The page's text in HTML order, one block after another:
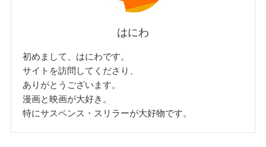
はにわ
初めまして、はにわです。
サイトを訪問してくださり、
ありがとうございます。
漫画と映画が大好き。
特にサスペンス・スリラーが大好物です。